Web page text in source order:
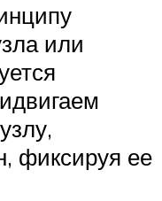
или
фиксируя ее